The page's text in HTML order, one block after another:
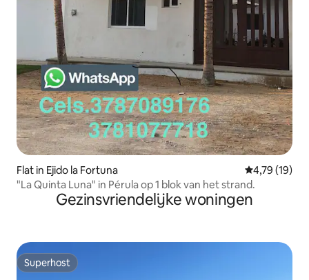
Flat in Ejido la Fortuna Gemiddelde
4,79 (19)
"La Quinta Luna" in Pérula op 1 blok van het strand.
Gezinsvriendelijke woningen
Superhost
Superhost